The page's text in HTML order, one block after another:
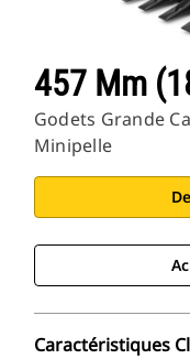
457 Mm
Godets Grande
Minipelle
Caractéristiques